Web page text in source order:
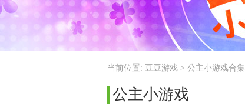
当前位置: 豆豆游戏 > 公主小游戏合集
公主小游戏